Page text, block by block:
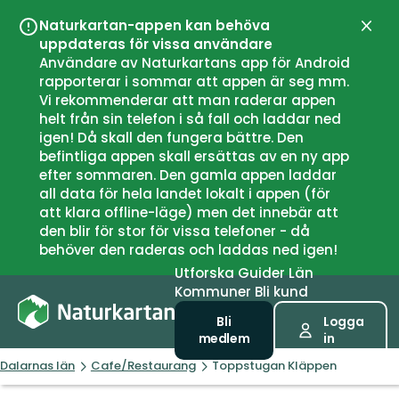
Naturkartan-appen kan behöva
uppdateras för vissa användare
Användare av Naturkartans app för Android
rapporterar i sommar att appen är seg mm.
Vi rekommenderar att man raderar appen
helt från sin telefon i så fall och laddar ned
igen! Då skall den fungera bättre. Den
befintliga appen skall ersättas av en ny app
efter sommaren. Den gamla appen laddar
all data för hela landet lokalt i appen (för
att klara offline-läge) men det innebär att
den blir för stor för vissa telefoner - då
behöver den raderas och laddas ned igen!
UtforskaGuiderLän
Kommuner Bli kund
Bli
medlem
Logga
in
Dalarnas län Cafe/Restaurang Toppstugan Kläppen